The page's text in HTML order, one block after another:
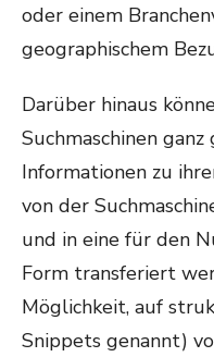
oder einem
geographischem
Darüber hinaus
Suchmaschinen
Informationen zu
von der
und in eine für den
Form transferiert
Möglichkeit, auf
Snippets genannt)